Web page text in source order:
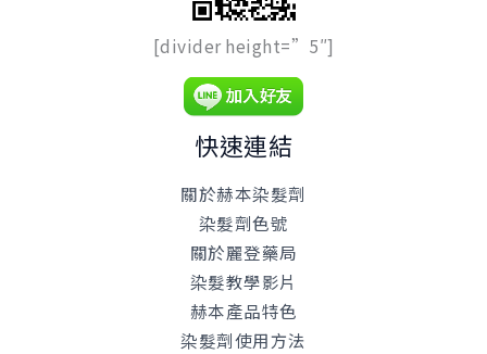
[divider height=”5″]
快速連結
關於赫本染髮劑
染髮劑色號
關於麗登藥局
染髮教學影片
赫本產品特色
染髮劑使用方法